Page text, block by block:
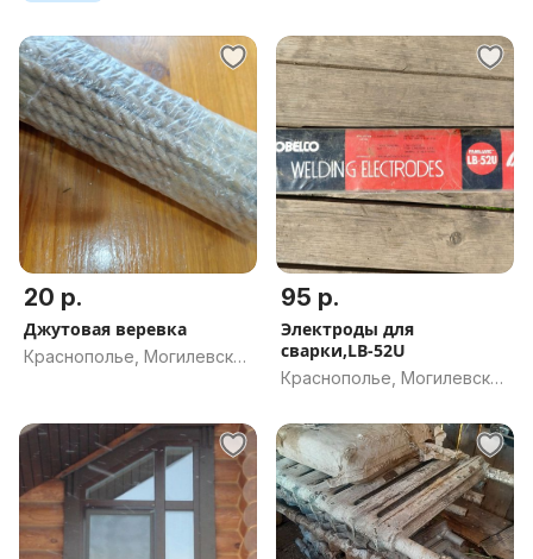
20 р.
Джутовая веревка
Краснополье, Могилевская
95 р.
Электроды для
сварки,LB-52U
Краснополье, Могилевская